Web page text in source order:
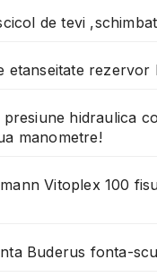
de tevi
etanseitate rezervor
hidraulica
manometre!
Vitoplex 100
Buderus fonta-